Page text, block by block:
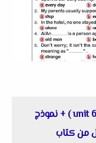
إمتحان لغة انجليزية الوحدة السادسة ( unit 6 ) + نموذج
من كتاب